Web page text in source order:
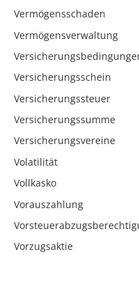
Vermögensschaden
Vermögensverwaltung
Versicherungsschein
Versicherungssteuer
Versicherungssumme
Versicherungsvereine
Volatilität
Vollkasko
Vorauszahlung
Vorzugsaktie